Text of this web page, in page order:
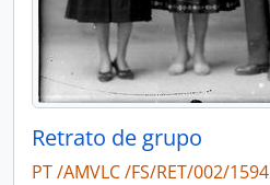
Retrato de grupo
PT /AMVLC /FS/RET/002/1594